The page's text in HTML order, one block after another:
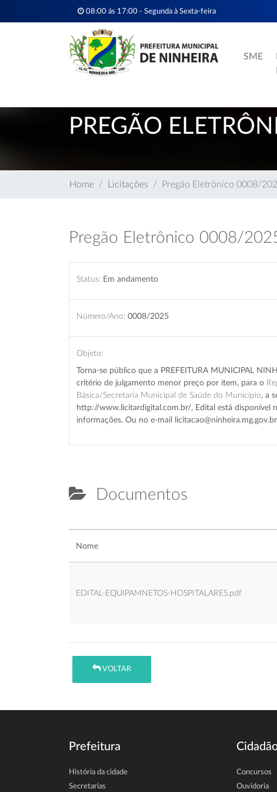
08:00 ás 17:00 - Segunda à Sexta-feira
SME
PREGÃO
Home Licitações Pregão Eletrônico 0008/
Pregão Eletrônico 0008/
Status: Em andamento
Número/Ano: 0008/2025
Objeto:
Torna-se público que a PREFEITURA MUNICIPAL
critério de julgamento menor preço por item, para o
Básica/Secretaria Municipal de Saúde do Município, a
http://www.licitardigital.com.br/, Edital está disponível
informações. Ou no e-mail
Documentos
Nome
EDITAL-EQUIPAMNETOS-HOSPITALARES.pdf
VOLTAR
Prefeitura
História da cidade
Secretarias
Concursos
Ouvidoria